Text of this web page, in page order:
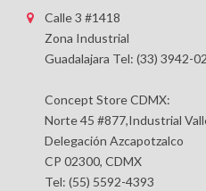
Calle 3 #1418
Zona Industrial
Guadalajara Tel: (33) 3942-
Concept Store CDMX:
Norte 45 #877,Industrial
Delegación Azcapotzalco
CP 02300, CDMX
Tel: (55) 5592-4393